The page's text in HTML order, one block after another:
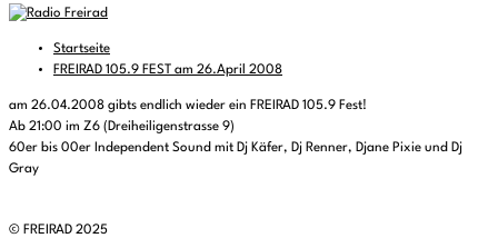
Startseite
FREIRAD 105.9 FEST am 26.April 2008
am 26.04.2008 gibts endlich wieder ein FREIRAD 105.9 Fest!
Ab 21:00 im Z6 (Dreiheiligenstrasse 9)
60er bis 00er Independent Sound mit Dj Käfer, Dj Renner, Djane Pixie und Dj
Gray
© FREIRAD 2025